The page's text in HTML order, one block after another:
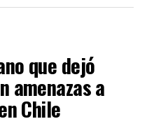
que dejó
amenazas a
Chile